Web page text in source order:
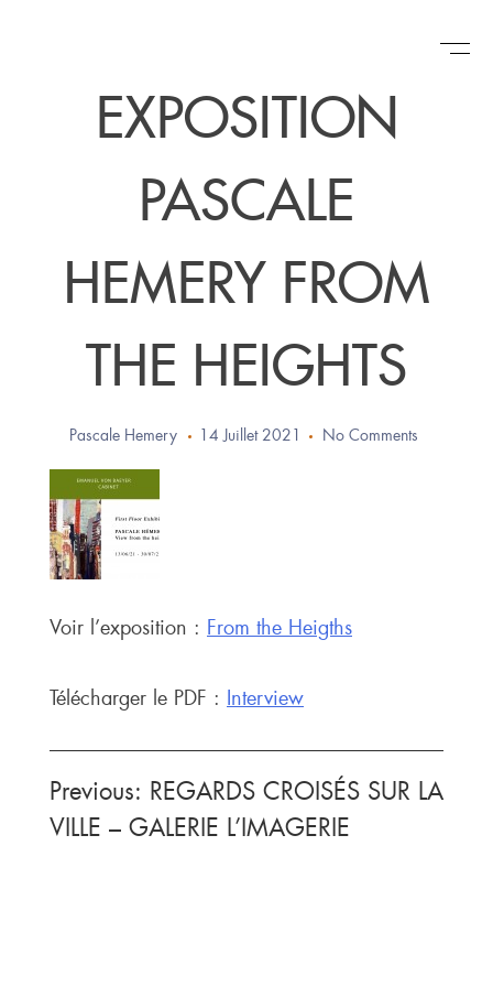
EXPOSITION
PASCALE
HEMERY FROM
THE HEIGHTS
Pascale Hemery 14 Juillet 2021 No Comments
Voir l’exposition : From the Heigths
Télécharger le PDF : Interview
Navigation
de
Previous: REGARDS CROISÉS SUR LA
VILLE – GALERIE L’IMAGERIE